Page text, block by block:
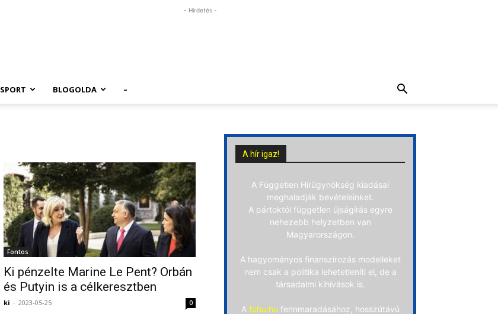
- Hirdetés -
SPORT BLOGOLDA –
Fontos
Ki pénzelte Marine Le Pent? Orbán
és Putyin is a célkeresztben
ki - 2023-05-25 0
A hír igaz!
A Független Hírügynökség kiadásai
meghaladják bevételeinket.
A pártoktól független újságírás egyre
nehezebb helyzetben van
Magyarországon.
A hagyományos finanszírozás modelleket
nem csak a politika lehetetleníti el, de a
társadalmi kihívások is.
A fuhu.hu fennmaradásához, hosszútávú